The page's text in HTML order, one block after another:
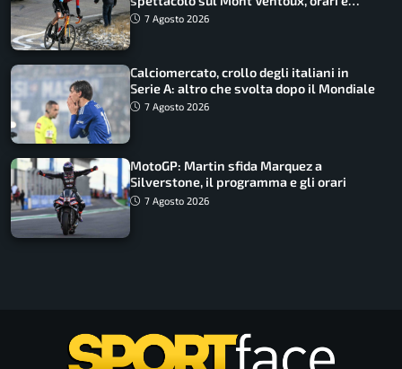
come vederli
7 Agosto 2026
Calciomercato, crollo degli italiani in
Serie A: altro che svolta dopo il Mondiale
7 Agosto 2026
MotoGP: Martin sfida Marquez a
Silverstone, il programma e gli orari
7 Agosto 2026